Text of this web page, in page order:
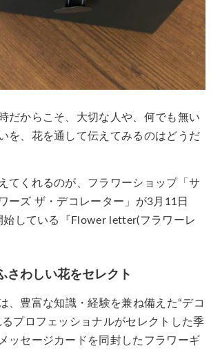
だからこそ、大切な人や、何でも無い
を、花を通して伝えてみるのはどうだ
てくれるのが、フラワーショップ「サ
ーズ ザ・デコレーター」が3月11日
始している『Flower letter(フラワーレ
さわしい花をセレクト
、豊富な知識・経験を兼ね備えた“デコ
るプロフェッショナルがセレクトした季
ッセージカードを同封したフラワーギ